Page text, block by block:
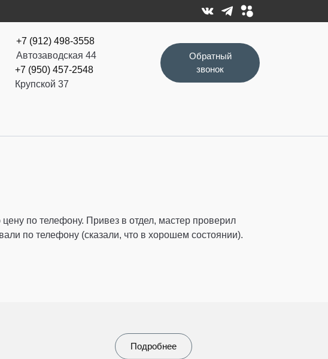
+7 (912) 498-3558
Автозаводская 44
+7 (950) 457-2548
Крупской 37
Обратный
звонок
по телефону. Привез в отдел, мастер проверил
по телефону (сказали, что в хорошем состоянии).
Подробнее